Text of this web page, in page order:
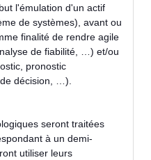
l'émulation d'un actif
de systèmes), avant ou
finalité de rendre agile
de fiabilité, …) et/ou
pronostic
décision, …).
seront traitées
à un demi-
utiliser leurs